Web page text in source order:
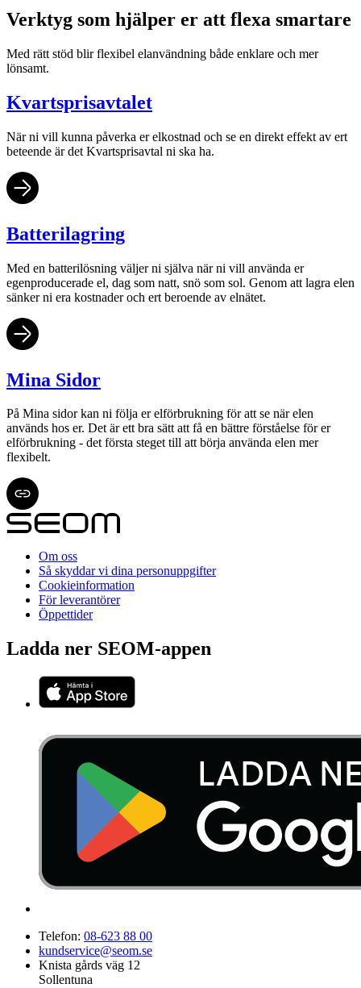
Verktyg som hjälper er att flexa smartare
Med rätt stöd blir flexibel elanvändning både enklare och mer
lönsamt.
Kvartsprisavtalet
När ni vill kunna påverka er elkostnad och se en direkt effekt av ert
beteende är det Kvartsprisavtal ni ska ha.
Batterilagring
Med en batterilösning väljer ni själva när ni vill använda er
egenproducerade el, dag som natt, snö som sol. Genom att lagra elen
sänker ni era kostnader och ert beroende av elnätet.
Mina Sidor
På Mina sidor kan ni följa er elförbrukning för att se när elen
används hos er. Det är ett bra sätt att få en bättre förståelse för er
elförbrukning - det första steget till att börja använda elen mer
flexibelt.
Om oss
Så skyddar vi dina personuppgifter
Cookieinformation
För leverantörer
Öppettider
Ladda ner SEOM-appen
Telefon: 08-623 88 00
kundservice@seom.se
Knista gårds väg 12
Sollentuna